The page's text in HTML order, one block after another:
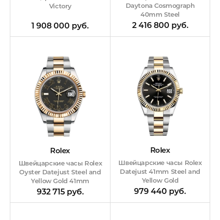
Victory
1 908 000 руб.
Daytona Cosmograph
40mm Steel
2 416 800 руб.
Rolex
Швейцарские часы Rolex
Oyster Datejust Steel and
Yellow Gold 41mm
932 715 руб.
Rolex
Швейцарские часы Rolex
Datejust 41mm Steel and
Yellow Gold
979 440 руб.